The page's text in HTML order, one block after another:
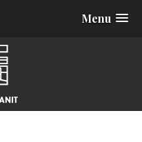
Menu